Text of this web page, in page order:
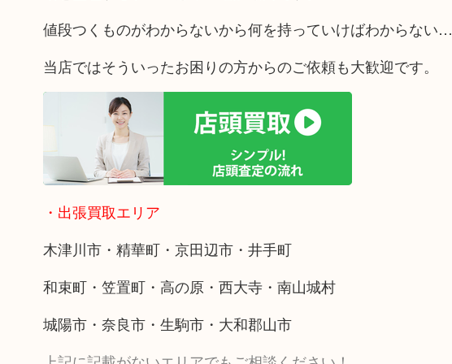
値段つくものがわからないから何を持っていけばわからない…
当店ではそういったお困りの方からのご依頼も大歓迎です。
・出張買取エリア
木津川市・精華町・京田辺市・井手町
和束町・笠置町・高の原・西大寺・南山城村
城陽市・奈良市・生駒市・大和郡山市